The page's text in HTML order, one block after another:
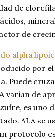
de
de
alpha
por
Puede
varían de
es uno
ALA se
protocolo